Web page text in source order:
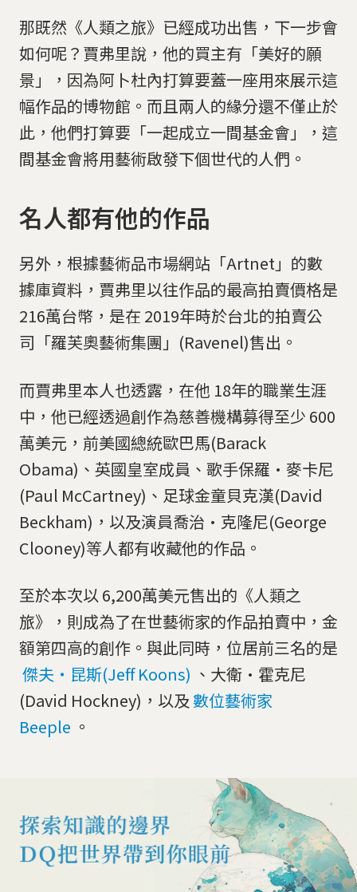
那既然《人類之旅》已經成功出售，下一步會
如何呢？賈弗里說，他的買主有「美好的願
景」，因為阿卜杜內打算要蓋一座用來展示這
幅作品的博物館。而且兩人的緣分還不僅止於
此，他們打算要「一起成立一間基金會」，這
間基金會將用藝術啟發下個世代的人們。
名人都有他的作品
另外，根據藝術品市場網站「Artnet」的數
據庫資料，賈弗里以往作品的最高拍賣價格是
216萬台幣，是在 2019年時於台北的拍賣公
司「羅芙奧藝術集團」(Ravenel)售出。
而賈弗里本人也透露，在他 18年的職業生涯
中，他已經透過創作為慈善機構募得至少 600
萬美元，前美國總統歐巴馬(Barack
Obama)、英國皇室成員、歌手保羅·麥卡尼
(Paul McCartney)、足球金童貝克漢(David
Beckham)，以及演員喬治·克隆尼(George
Clooney)等人都有收藏他的作品。
至於本次以 6,200萬美元售出的《人類之
旅》，則成為了在世藝術家的作品拍賣中，金
額第四高的創作。與此同時，位居前三名的是
傑夫‧昆斯(Jeff Koons) 、大衛·霍克尼
(David Hockney)，以及數位藝術家
Beeple 。